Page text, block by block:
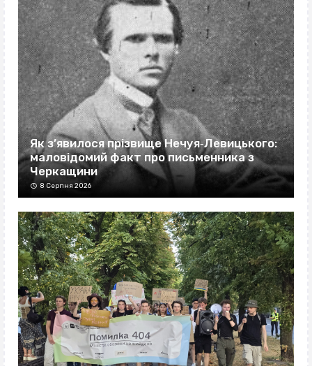
Як з’явилося прізвище Нечуя‐Левицького:
маловідомий факт про письменника з
Черкащини
8 Серпня 2026